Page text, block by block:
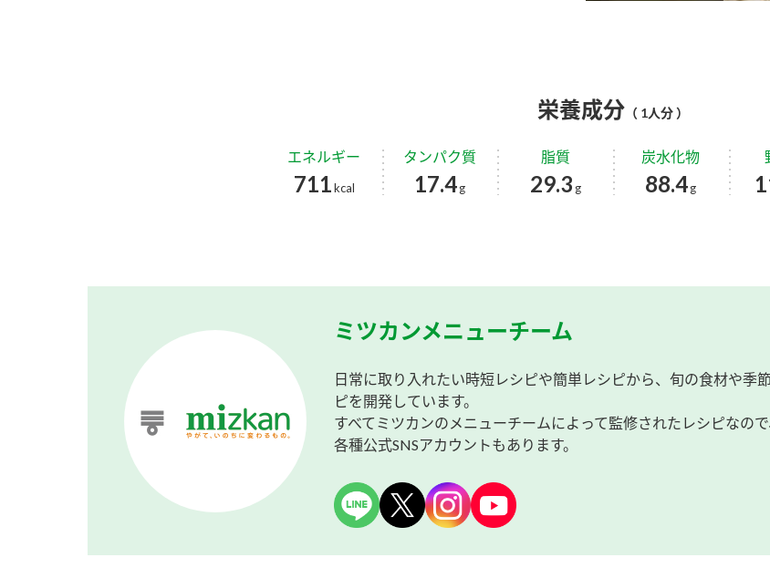
栄養成分 （ 1人分 ）
エネルギー
711kcal
タンパク質
17.4g
脂質
29.3 g
炭水化物
88.4g
ミツカンメニューチーム
日常に取り入れたい時短レシピや簡単レシピから、旬の食材や季
ピを開発しています。
すべてミツカンのメニューチームによって監修されたレシピなの
各種公式SNSアカウントもあります。